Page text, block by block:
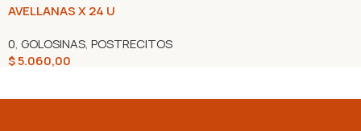
AVELLANAS X 24 U
0, GOLOSINAS, POSTRECITOS
$5.060,00